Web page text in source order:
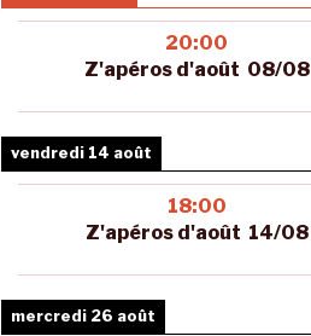
20:00
Z'apéros d'août 08/08
vendredi 14 août
18:00
Z'apéros d'août 14/08
mercredi 26 août